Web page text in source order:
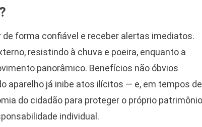
forma confiável e receber alertas imediatos.
resistindo à chuva e poeira, enquanto a
panorâmico. Benefícios não óbvios
aparelho já inibe atos ilícitos — e, em tempos de
do cidadão para proteger o próprio
individual.